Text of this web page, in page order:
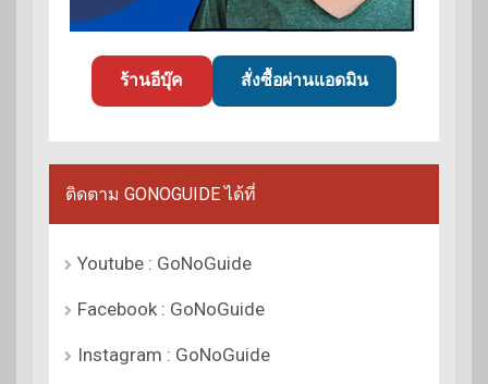
ร้านอีบุ๊ค สั่งซื้อผ่านแอดมิน
ติดตาม GONOGUIDE ได้ที่
Youtube : GoNoGuide
Facebook : GoNoGuide
Instagram : GoNoGuide